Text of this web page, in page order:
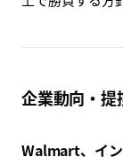
方フィート（約
Reliance